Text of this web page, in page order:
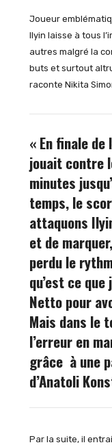
Joueur
Ilyin laisse à tous
autres malgré la
buts et surtout
raconte Nikita
« En finale de
jouait contre
minutes
temps, le
attaquons
et de
perdu le
qu’est ce
Netto pour
Mais dans le
l’erreur en
grâce à une
d’Anatoli
Par la suite, il